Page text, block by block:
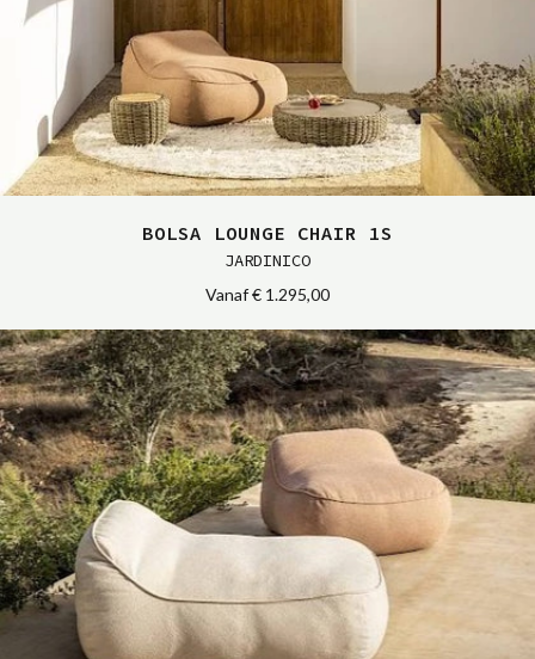
BOLSA LOUNGE CHAIR 1S
JARDINICO
Vanaf€ 1.295,00